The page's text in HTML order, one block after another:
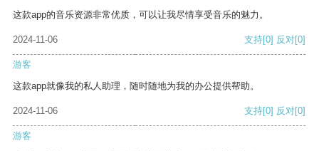
这款app的音乐资源非常优质，可以让我尽情享受音乐的魅力。
2024-11-06 支持[0] 反对[0]
游客
这款app就像我的私人助理，随时随地为我的办公提供帮助。
2024-11-06 支持[0] 反对[0]
游客